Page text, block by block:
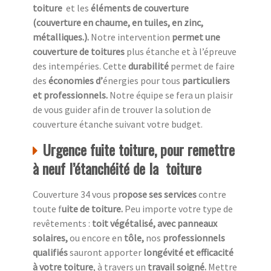
toiture et les éléments de couverture
(couverture en chaume, en tuiles, en zinc,
métalliques.). Notre intervention permet une
couverture de toitures plus étanche et à l’épreuve
des intempéries. Cette durabilité permet de faire
des économies d’énergies pour tous particuliers
et professionnels. Notre équipe se fera un plaisir
de vous guider afin de trouver la solution de
couverture étanche suivant votre budget.
Urgence fuite toiture, pour remettre
à neuf l’étanchéité de la toiture
Couverture 34 vous propose ses servicescontre
toute fuite de toiture. Peu importe votre type de
revêtements : toit végétalisé, avec panneaux
solaires,ou encore en tôle, nos professionnels
qualifiéssauront apporter longévité et efficacité
à votre toiture, à travers un travail soigné. Mettre